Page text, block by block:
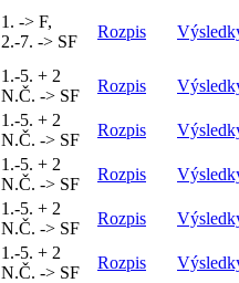
1. -> F,
2.-7. -> SF
Rozpis
1.-5. + 2
N.Č. -> SF
Rozpis
1.-5. + 2
N.Č. -> SF
Rozpis
1.-5. + 2
N.Č. -> SF
Rozpis
1.-5. + 2
N.Č. -> SF
Rozpis
1.-5. + 2
N.Č. -> SF
Rozpis